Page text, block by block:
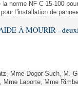
norme NF C 15-100
l'installation de
À MOURIR -
Mme Dogor-Such, M.
Mme Laporte, Mme